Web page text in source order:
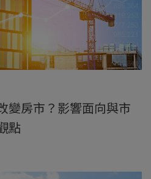
變房市？影響面向與市
點